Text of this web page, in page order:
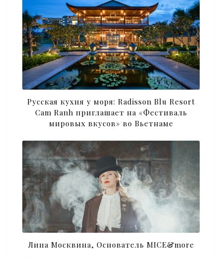
Русская кухня у моря: Radisson Blu Resort
Cam Ranh приглашает на «Фестиваль
мировых вкусов» во Вьетнаме
Лина Москвина, Основатель MICE&more